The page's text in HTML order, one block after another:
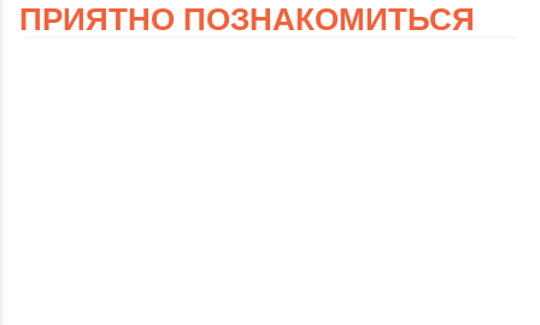
ПРИЯТНО ПОЗНАКОМИТЬСЯ